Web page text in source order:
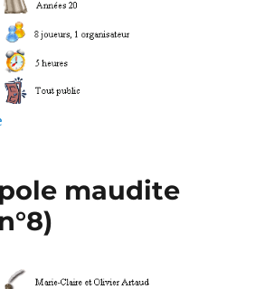
de « L’ivresse des profondeurs »
maudite